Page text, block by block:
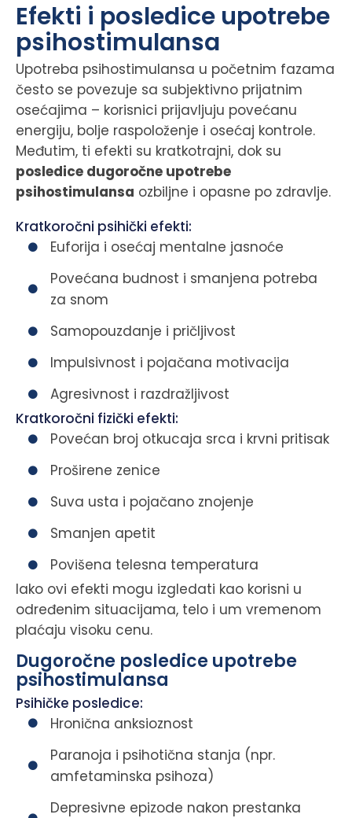
Efekti i posledice upotrebe
psihostimulansa
Upotreba psihostimulansa u početnim fazama
često se povezuje sa subjektivno prijatnim
osećajima – korisnici prijavljuju povećanu
energiju, bolje raspoloženje i osećaj kontrole.
Međutim, ti efekti su kratkotrajni, dok su
posledice dugoročne upotrebe
psihostimulansa ozbiljne i opasne po zdravlje.
Kratkoročni psihički efekti:
Euforija i osećaj mentalne jasnoće
Povećana budnost i smanjena potreba
za snom
Samopouzdanje i pričljivost
Impulsivnost i pojačana motivacija
Agresivnost i razdražljivost
Kratkoročni fizički efekti:
Povećan broj otkucaja srca i krvni pritisak
Proširene zenice
Suva usta i pojačano znojenje
Smanjen apetit
Povišena telesna temperatura
Iako ovi efekti mogu izgledati kao korisni u
određenim situacijama, telo i um vremenom
plaćaju visoku cenu.
Dugoročne posledice upotrebe
psihostimulansa
Psihičke posledice:
Hronična anksioznost
Paranoja i psihotična stanja (npr.
amfetaminska psihoza)
Depresivne epizode nakon prestanka